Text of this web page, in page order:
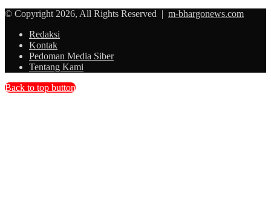
© Copyright 2026, All Rights Reserved | m-bhargonews.com
Redaksi
Kontak
Pedoman Media Siber
Tentang Kami
Back to top button